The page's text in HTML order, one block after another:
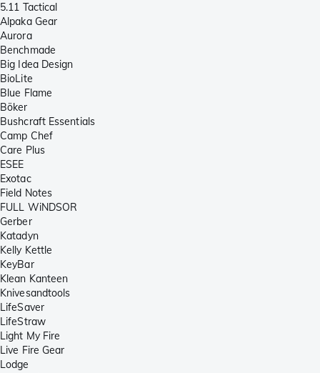
5.11 Tactical
Alpaka Gear
Aurora
Benchmade
Big Idea Design
BioLite
Blue Flame
Böker
Bushcraft Essentials
Camp Chef
Care Plus
ESEE
Exotac
Field Notes
FULL WiNDSOR
Gerber
Katadyn
Kelly Kettle
KeyBar
Klean Kanteen
Knivesandtools
LifeSaver
LifeStraw
Light My Fire
Live Fire Gear
Lodge